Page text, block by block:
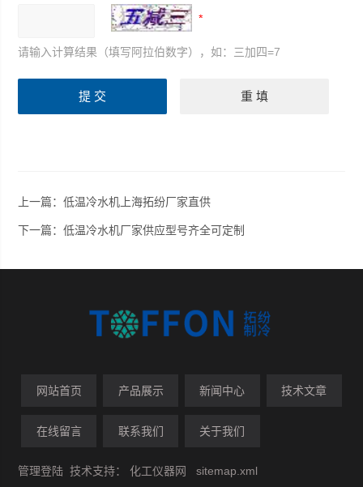
请输入计算结果（填写阿拉伯数字），如：三加四=7
上一篇：低温冷水机上海拓纷厂家直供
下一篇：低温冷水机厂家供应型号齐全可定制
网站首页 产品展示 新闻中心 技术文章
在线留言 联系我们 关于我们
管理登陆 技术支持：化工仪器网 sitemap.xml